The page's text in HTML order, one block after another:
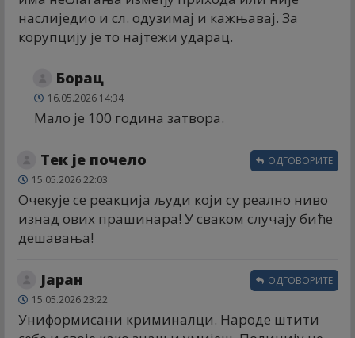
наслиједио и сл. одузимај и кажњавај. За
корупцију је то најтежи ударац.
Борац
16.05.2026 14:34
Мало је 100 година затвора.
Тек је почело
15.05.2026 22:03
Очекује се реакција људи који су реално ниво
изнад ових прашинара! У сваком случају биће
дешавања!
ОДГОВОРИТЕ
Јаран
15.05.2026 23:22
Униформисани криминалци. Народе штити
ОДГОВОРИТЕ